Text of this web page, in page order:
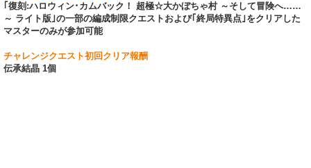
｢復刻:ハロウィン･カムバック！ 超極☆大かぼちゃ村 ～そして冒険へ……
～ ライト版｣の一部の編成制限クエストおよび｢終局特異点｣をクリアした
マスターのみが参加可能
チャレンジクエスト初回クリア報酬
伝承結晶 1個